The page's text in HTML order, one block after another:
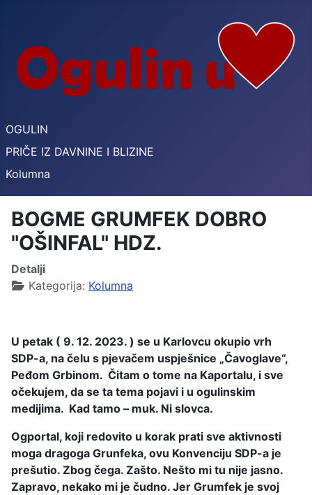
OGULIN
PRIČE IZ DAVNINE I BLIZINE
Kolumna
BOGME GRUMFEK DOBRO
"OŠINFAL" HDZ.
Detalji
Kategorija: Kolumna
U petak ( 9. 12. 2023. ) se u Karlovcu okupio vrh
SDP-a, na čelu s pjevačem uspješnice „Čavoglave“,
Peđom Grbinom. Čitam o tome na Kaportalu, i sve
očekujem, da se ta tema pojavi i u ogulinskim
medijima. Kad tamo – muk. Ni slovca.
Ogportal, koji redovito u korak prati sve aktivnosti
moga dragoga Grunfeka, ovu Konvenciju SDP-a je
prešutio. Zbog čega. Zašto. Nešto mi tu nije jasno.
Zapravo, nekako mi je čudno. Jer Grumfek je svoj